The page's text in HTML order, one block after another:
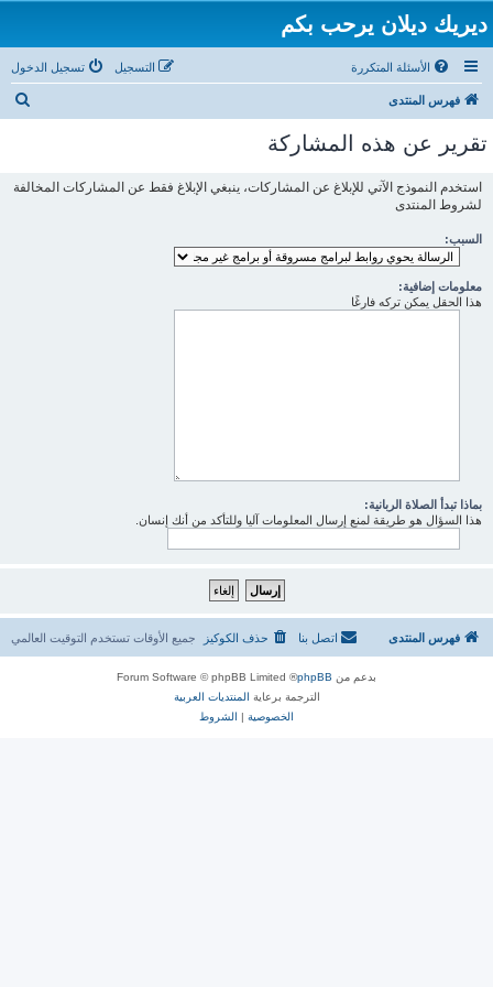
ديريك ديلان يرحب بكم
الأسئلة المتكررة تسجيل الدخول التسجيل
فهرس المنتدى
تقرير عن هذه المشاركة
استخدم النموذج الآتي للإبلاغ عن المشاركات، ينبغي الإبلاغ فقط عن المشاركات المخالفة
لشروط المنتدى
السبب:
معلومات إضافية:
هذا الحقل يمكن تركه فارغًا
بماذا تبدأ الصلاة الربانية:
هذا السؤال هو طريقة لمنع إرسال المعلومات آليا وللتأكد من أنك إنسان.
فهرس المنتدى جميع الأوقات تستخدم التوقيت العالمي حذف الكوكيز اتصل بنا
بدعم من phpBB
® Forum Software © phpBB Limited
الترجمة برعاية المنتديات العربية
الخصوصية | الشروط